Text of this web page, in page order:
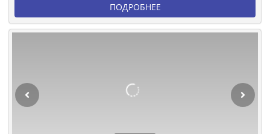
ПОДРОБНЕЕ